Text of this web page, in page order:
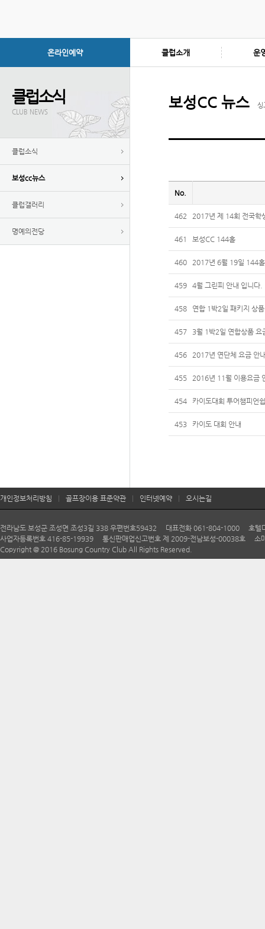
온라인예약 클럽소개 운
클럽소식
CLUB NEWS
클럽소식
보성cc뉴스
클럽갤러리
명예의전당
보성CC 뉴스 싱
No.
462 2017년 제 14회 전국학
461 보성CC 144홀
460 2017년 6월 19일 144
459 4월 그린피 안내 입니다.
458 연합 1박2일 패키지 상
457 3월 1박2일 연합상품 요
456 2017년 연단체 요금 안
455 2016년 11월 이용요금
454 카이도대회 투어챔피언
453 카이도 대회 안내
개인정보처리방침 골프장이용 표준약관 인터넷예약 오시는길
전라남도 보성군 조성면 조성3길 338 우편번호59432 대표전화 061-804-1000
사업자등록번호 416-85-19939 통신판매업신고번호 제 2009-전남보성-00038호 소
Copyright @ 2016 Bosung Country Club All Rights Reserved.